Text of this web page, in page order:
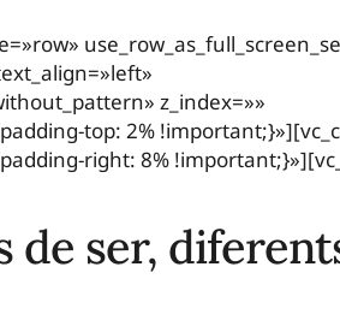
z_index=»»
top: 2%
right: 8%
de ser,